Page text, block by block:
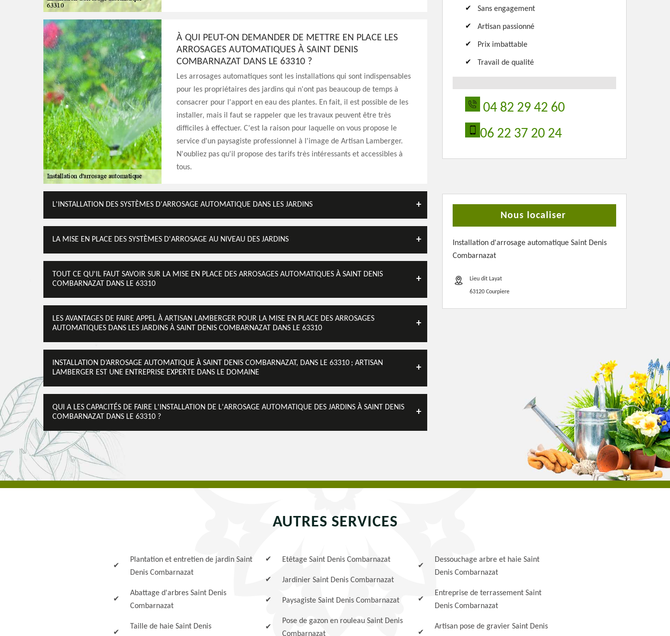
À QUI PEUT-ON DEMANDER DE METTRE EN PLACE LES
ARROSAGES AUTOMATIQUES À SAINT DENIS
COMBARNAZAT DANS LE 63310 ?
Les arrosages automatiques sont les installations qui sont indispensables
pour les propriétaires des jardins qui n'ont pas beaucoup de temps à
consacrer pour l'apport en eau des plantes. En fait, il est possible de les
installer, mais il faut se rappeler que les travaux peuvent être très
difficiles à effectuer. C'est la raison pour laquelle on vous propose le
service d'un paysagiste professionnel à l'image de Artisan Lamberger.
N'oubliez pas qu'il propose des tarifs très intéressants et accessibles à
tous.
L'INSTALLATION DES SYSTÈMES D'ARROSAGE AUTOMATIQUE DANS LES JARDINS
LA MISE EN PLACE DES SYSTÈMES D'ARROSAGE AU NIVEAU DES JARDINS
TOUT CE QU'IL FAUT SAVOIR SUR LA MISE EN PLACE DES ARROSAGES AUTOMATIQUES À SAINT DENIS
COMBARNAZAT DANS LE 63310
LES AVANTAGES DE FAIRE APPEL À ARTISAN LAMBERGER POUR LA MISE EN PLACE DES ARROSAGES
AUTOMATIQUES DANS LES JARDINS À SAINT DENIS COMBARNAZAT DANS LE 63310
INSTALLATION D’ARROSAGE AUTOMATIQUE À SAINT DENIS COMBARNAZAT, DANS LE 63310 ; ARTISAN
LAMBERGER EST UNE ENTREPRISE EXPERTE DANS LE DOMAINE
QUI A LES CAPACITÉS DE FAIRE L'INSTALLATION DE L'ARROSAGE AUTOMATIQUE DES JARDINS À SAINT DENIS
COMBARNAZAT DANS LE 63310 ?
Sans engagement
Artisan passionné
Prix imbattable
Travail de qualité
04 82 29 42 60
06 22 37 20 24
Nous localiser
Installation d'arrosage automatique Saint Denis
Combarnazat
Lieu dit Layat
63120 Courpiere
AUTRES SERVICES
Plantation et entretien de jardin Saint
Denis Combarnazat
Abattage d'arbres Saint Denis
Combarnazat
Taille de haie Saint Denis
Etêtage Saint Denis Combarnazat
Jardinier Saint Denis Combarnazat
Paysagiste Saint Denis Combarnazat
Pose de gazon en rouleau Saint Denis
Combarnazat
Dessouchage arbre et haie Saint
Denis Combarnazat
Entreprise de terrassement Saint
Denis Combarnazat
Artisan pose de gravier Saint Denis